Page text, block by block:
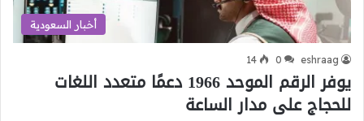
أخبار السعودية
eshraag
0
14
يوفر الرقم الموحد 1966 دعمًا متعدد اللغات
للحجاج على مدار الساعة